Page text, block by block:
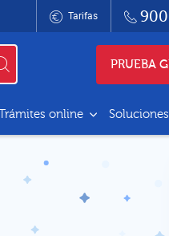
Tarifas
PRUEBA
online